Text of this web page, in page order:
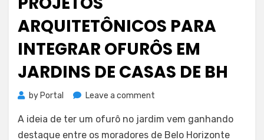
ARQUITETÔNICOS PARA
INTEGRAR OFURÔS EM
JARDINS DE CASAS DE BH
by Portal Leave a comment
arquitetônicos
para
A ideia de ter um ofurô no jardim vem ganhando
destaque entre os moradores de Belo Horizonte